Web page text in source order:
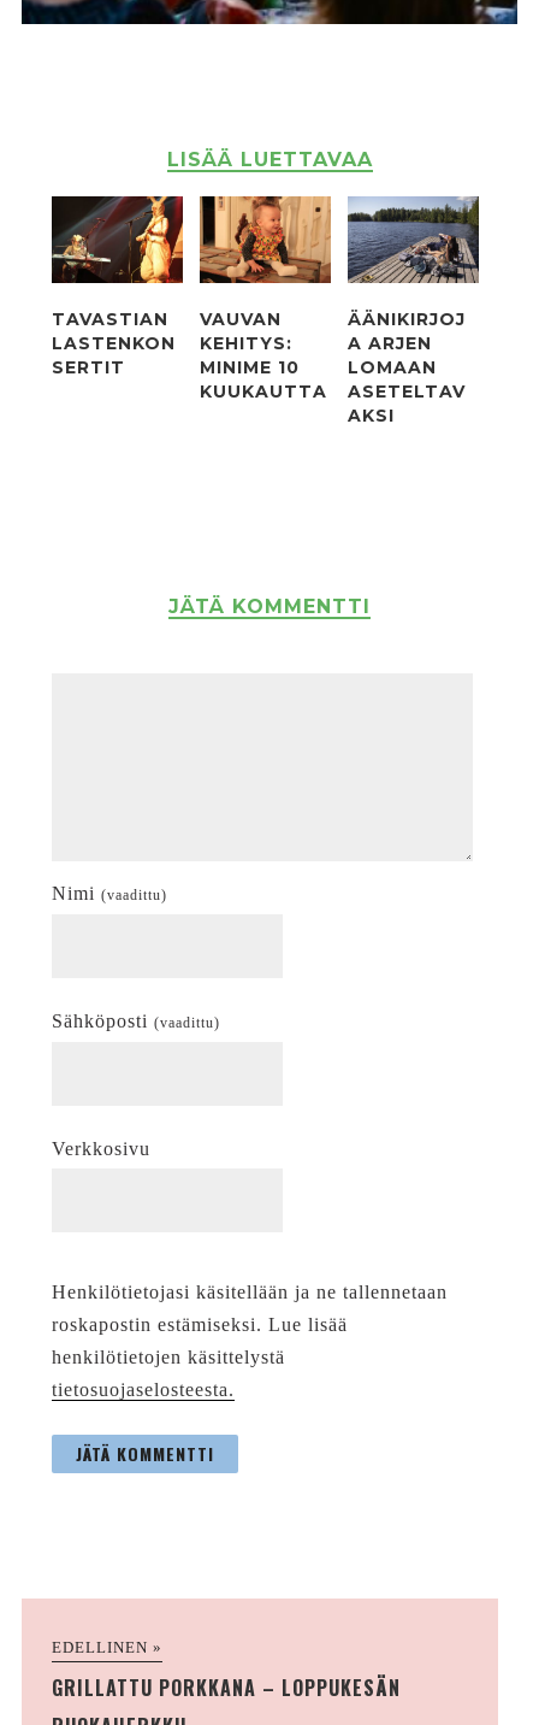
LISÄÄ LUETTAVAA
TAVASTIAN
LASTENKON
SERTIT
VAUVAN
KEHITYS:
MINIME 10
KUUKAUTTA
ÄÄNIKIRJOJ
A ARJEN
LOMAAN
ASETELTAV
AKSI
JÄTÄ KOMMENTTI
Nimi (vaadittu)
Sähköposti (vaadittu)
Verkkosivu
Henkilötietojasi käsitellään ja ne tallennetaan
roskapostin estämiseksi. Lue lisää
henkilötietojen käsittelystä
tietosuojaselosteesta.
EDELLINEN »
GRILLATTU PORKKANA – LOPPUKESÄN